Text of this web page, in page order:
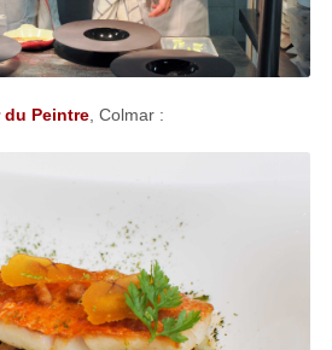
du Peintre, Colmar :